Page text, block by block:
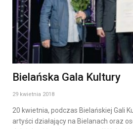
Bielańska Gala Kultury
29 kwietnia 2018
20 kwietnia, podczas Bielańskiej Gali
artyści działający na Bielanach oraz